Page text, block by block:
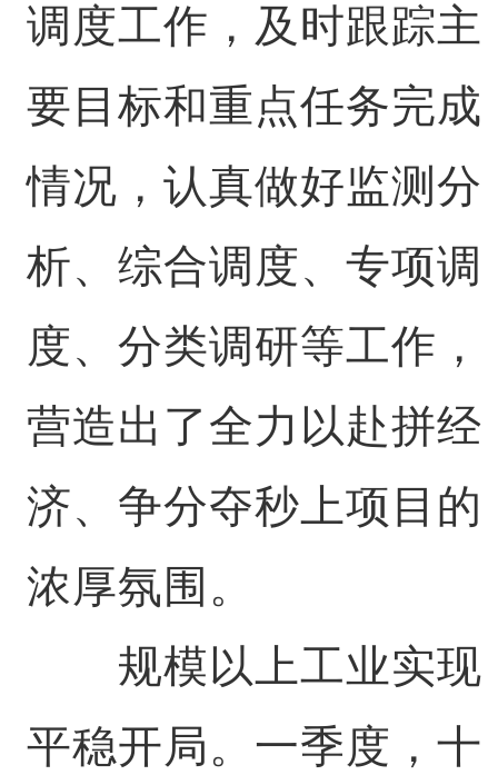
调度工作，及时跟踪主
要目标和重点任务完成
情况，认真做好监测分
析、综合调度、专项调
度、分类调研等工作，
营造出了全力以赴拼经
济、争分夺秒上项目的
浓厚氛围。
规模以上工业实现
平稳开局。一季度，十